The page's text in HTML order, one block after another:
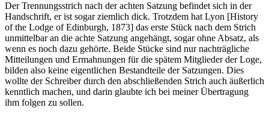
Der Trennungsstrich nach der achten Satzung befindet sich in der
Handschrift, er ist sogar ziemlich dick. Trotzdem hat Lyon [History
of the Lodge of Edinburgh, 1873] das erste Stück nach dem Strich
unmittelbar an die achte Satzung angehängt, sogar ohne Absatz, als
wenn es noch dazu gehörte. Beide Stücke sind nur nachträgliche
Mitteilungen und Ermahnungen für die spätem Mitglieder der Loge,
bilden also keine eigentlichen Bestandteile der Satzungen. Dies
wollte der Schreiber durch den abschließenden Strich auch äußerlich
kenntlich machen, und darin glaubte ich bei meiner Übertragung
ihm folgen zu sollen.